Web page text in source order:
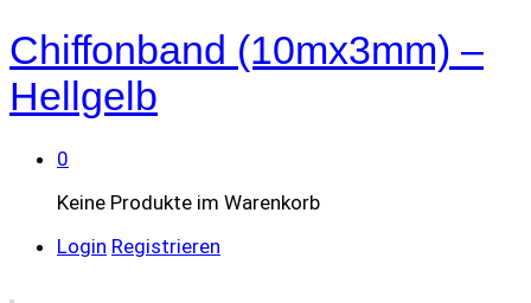
Chiffonband (10mx3mm) –
Hellgelb
0
Keine Produkte im Warenkorb
Login Registrieren